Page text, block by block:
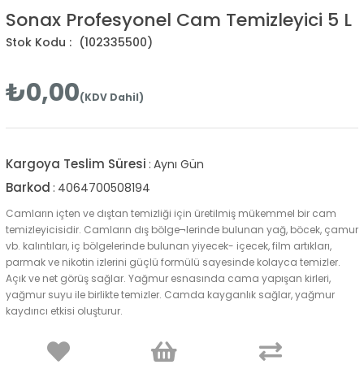
Sonax Profesyonel Cam Temizleyici 5 L
(102335500)
₺0,00(KDV Dahil)
Kargoya Teslim Süresi : Aynı Gün
Barkod : 4064700508194
Camların içten ve dıştan temizliği için üretilmiş mükemmel bir cam
temizleyicisidir. Camların dış bölge¬lerinde bulunan yağ, böcek, çamur
vb. kalıntıları, iç bölgelerinde bulunan yiyecek- içecek, film artıkları,
parmak ve nikotin izlerini güçlü formülü sayesinde kolayca temizler.
Açık ve net görüş sağlar. Yağmur esnasında cama yapışan kirleri,
yağmur suyu ile birlikte temizler. Camda kayganlık sağlar, yağmur
kaydırıcı etkisi oluşturur.